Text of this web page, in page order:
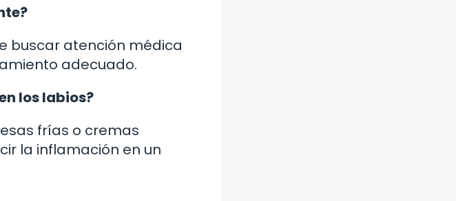
buscar atención médica
adecuado.
los labios?
frías o cremas
la inflamación en un